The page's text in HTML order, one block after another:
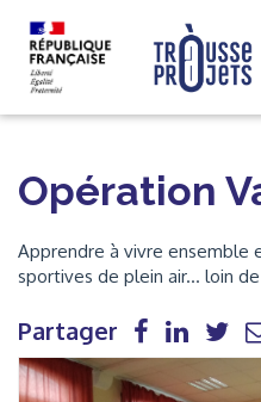
Opération
Apprendre à vivre ensemble
sportives de plein air... loin
Partager